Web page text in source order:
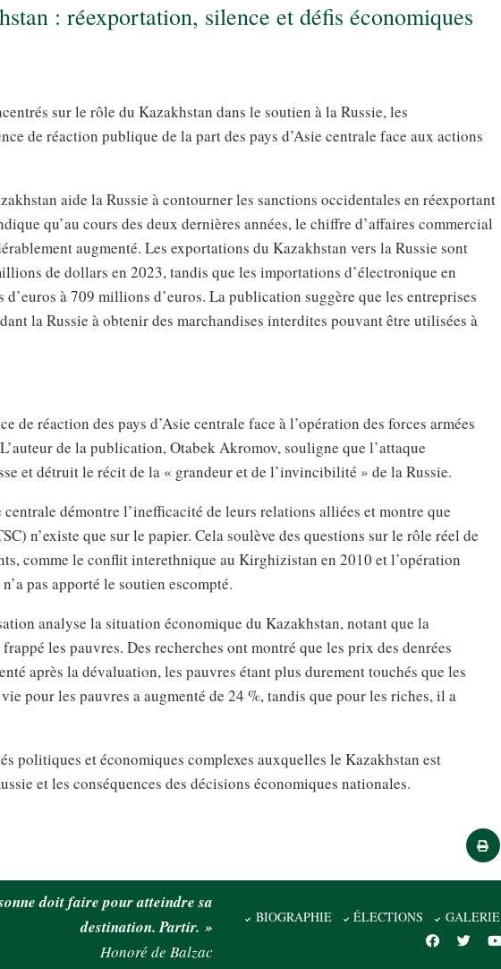
: réexportation, silence et défis économiques
sur le rôle du Kazakhstan dans le soutien à la Russie, les
de réaction publique de la part des pays d’Asie centrale face aux actions
aide la Russie à contourner les sanctions occidentales en réexportant
qu’au cours des deux dernières années, le chiffre d’affaires commercial
augmenté. Les exportations du Kazakhstan vers la Russie sont
de dollars en 2023, tandis que les importations d’électronique en
à 709 millions d’euros. La publication suggère que les entreprises
la Russie à obtenir des marchandises interdites pouvant être utilisées à
de réaction des pays d’Asie centrale face à l’opération des forces armées
de la publication, Otabek Akromov, souligne que l’attaque
et détruit le récit de la « grandeur et de l’invincibilité » de la Russie.
démontre l’inefficacité de leurs relations alliées et montre que
n’existe que sur le papier. Cela soulève des questions sur le rôle réel de
comme le conflit interethnique au Kirghizistan en 2010 et l’opération
pas apporté le soutien escompté.
analyse la situation économique du Kazakhstan, notant que la
les pauvres. Des recherches ont montré que les prix des denrées
après la dévaluation, les pauvres étant plus durement touchés que les
pour les pauvres a augmenté de 24 %, tandis que pour les riches, il a
politiques et économiques complexes auxquelles le Kazakhstan est
et les conséquences des décisions économiques nationales.
doit faire pour atteindre sa
destination. Partir. »
Honoré de Balzac
BIOGRAPHIE ÉLECTIONS GALERIE